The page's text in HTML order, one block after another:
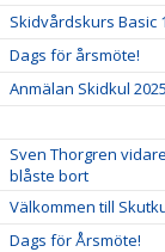
Skidvårdskurs Basic
Dags för årsmöte!
Anmälan Skidkul
Sven Thorgren
blåste bort
Välkommen till
Dags för Årsmöte!